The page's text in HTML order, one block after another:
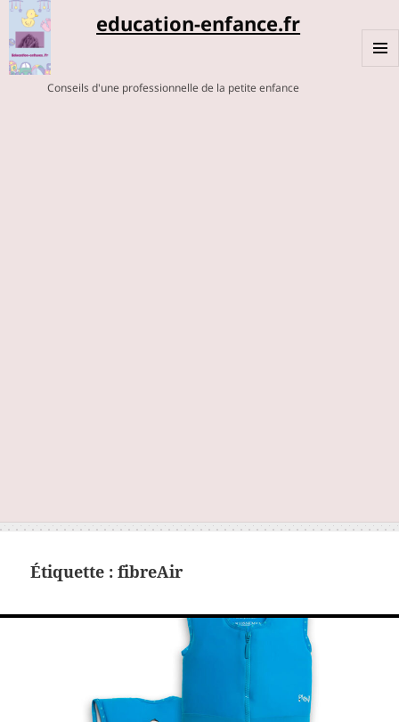
education-enfance.fr
Conseils d'une professionnelle de la petite enfance
Étiquette :fibreAir